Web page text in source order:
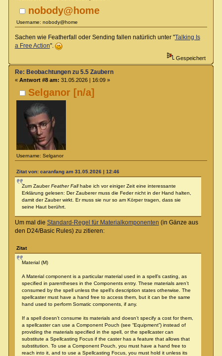
nobody@home
Username: nobody@home
Sachen wie Featherfall oder Sending fallen natürlich unter "Talking Is
a Free Action".
Gespeichert
Selganor [n/a]
Username: Selganor
Re: Beobachtungen zu 5.5 Zaubern
« Antwort #8 am: 31.05.2026 | 16:09 »
Zitat von: caranfang am 31.05.2026 | 12:46
Zum ZauberFeather Fallhabe ich vor einiger Zeit eine interessante
Erklärung gelesen: Der Zauberer muss die Feder nicht in der Hand halten,
damit der Zauber wirkt. Er muss sie nur so am Körper tragen, dass sie
seine Haut berührt.
Um mal die Standard-Regel für Materialkomponenten (in Gänze aus
den D24/Basic Rules) zu zitieren:
Zitat
Material (M)
A Material component is a particular material used in a spell’s casting, as
specified in parentheses in the Components entry. These materials aren’t
consumed by the spell unless the spell’s description states otherwise. The
spellcaster must have a hand free to access them, but it can be the same
hand used to perform Somatic components, if any.
If a spell doesn’t consume its materials and doesn’t specify a cost for them,
a spellcaster can use a Component Pouch (see “Equipment”) instead of
providing the materials specified in the spell, or the spellcaster can
substitute a Spellcasting Focus if the caster has a feature that allows that
substitution. To use a Component Pouch, you must have a hand free to
reach into it, and to use a Spellcasting Focus, you must hold it unless its